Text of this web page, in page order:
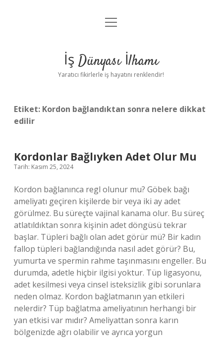
Anasayfa
Yasal Uyarı
menüyü
İş Dünyası İlhamı
Yaratıcı fikirlerle iş hayatını renklendir!
Etiket: Kordon bağlandıktan sonra nelere dikkat
edilir
Kordonlar Bağlıyken Adet Olur Mu
Tarih: Kasım 25, 2024
Kordon bağlanınca regl olunur mu? Göbek bağı
ameliyatı geçiren kişilerde bir veya iki ay adet
görülmez. Bu süreçte vajinal kanama olur. Bu süreç
atlatıldıktan sonra kişinin adet döngüsü tekrar
başlar. Tüpleri bağlı olan adet görür mü? Bir kadın
fallop tüpleri bağlandığında nasıl adet görür? Bu,
yumurta ve spermin rahme taşınmasını engeller. Bu
durumda, adetle hiçbir ilgisi yoktur. Tüp ligasyonu,
adet kesilmesi veya cinsel isteksizlik gibi sorunlara
neden olmaz. Kordon bağlatmanın yan etkileri
nelerdir? Tüp bağlatma ameliyatının herhangi bir
yan etkisi var mıdır? Ameliyattan sonra karın
bölgenizde ağrı olabilir ve ayrıca yorgun